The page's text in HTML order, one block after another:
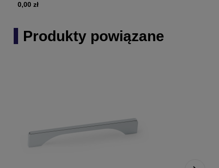
0,00 zł
Produkty powiązane